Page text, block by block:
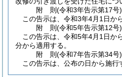
附 則(令和3年告示第17号)
この告示は、令和3年4月1日か
附 則(令和5年告示第12号)
この告示は、令和5年4月1日か
分から適用する。
附 則(令和7年告示第34号)
この告示は、公布の日から施行